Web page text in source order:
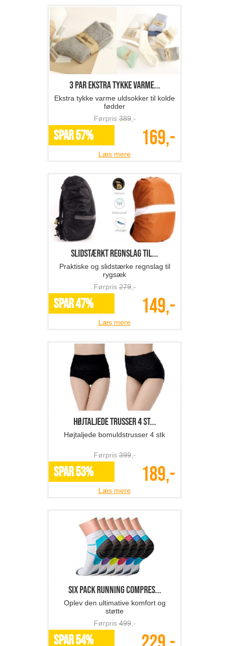
3 par ekstra tykke varme...
Ekstra tykke varme uldsokker til kolde
fødder
Førpris389,-
SPAR 57% 169,-
Læs mere
Slidstærkt regnslag til...
Praktiske og slidstærke regnslag til
rygsæk
Førpris279,-
SPAR 47% 149,-
Læs mere
Højtaljede trusser 4 st...
Højtaljede bomuldstrusser 4 stk
Førpris399,-
SPAR 53% 189,-
Læs mere
Six Pack Running Compres...
Oplev den ultimative komfort og
støtte
Førpris499,-
SPAR 54%